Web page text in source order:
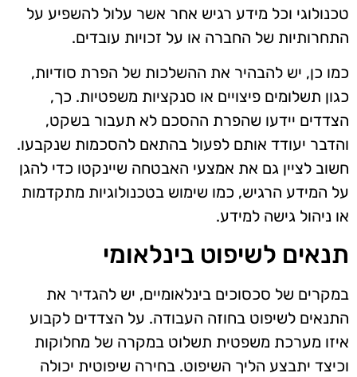
טכנולוגי וכל מידע רגיש אחר אשר עלול להשפיע על
התחרותיות של החברה או על זכויות עובדים.
כמו כן, יש להבהיר את ההשלכות של הפרת סודיות,
כגון תשלומים פיצויים או סנקציות משפטיות. כך,
הצדדים יידעו שהפרת ההסכם לא תעבור בשקט,
והדבר יעודד אותם לפעול בהתאם להסכמות שנקבעו.
חשוב לציין גם את אמצעי האבטחה שיינקטו כדי להגן
על המידע הרגיש, כמו שימוש בטכנולוגיות מתקדמות
או ניהול גישה למידע.
תנאים לשיפוט בינלאומי
במקרים של סכסוכים בינלאומיים, יש להגדיר את
התנאים לשיפוט בחוזה העבודה. על הצדדים לקבוע
איזו מערכת משפטית תשלוט במקרה של מחלוקות
וכיצד יתבצע הליך השיפוט. בחירה שיפוטית יכולה